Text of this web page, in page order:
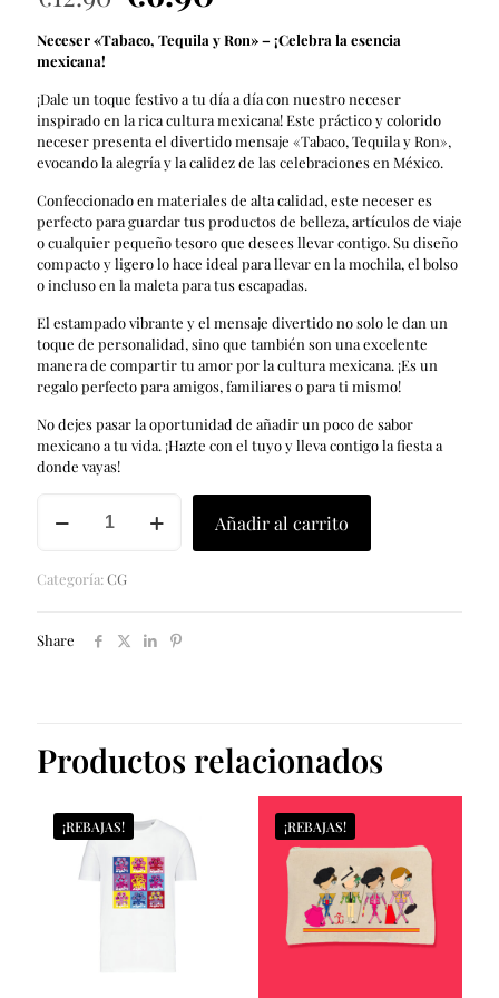
precio
original
era:
€12.90.
precio
actual
es:
€6.90.
Neceser «Tabaco, Tequila y Ron» – ¡Celebra la esencia
mexicana!
¡Dale un toque festivo a tu día a día con nuestro neceser
inspirado en la rica cultura mexicana! Este práctico y colorido
neceser presenta el divertido mensaje «Tabaco, Tequila y Ron»,
evocando la alegría y la calidez de las celebraciones en México.
Confeccionado en materiales de alta calidad, este neceser es
perfecto para guardar tus productos de belleza, artículos de viaje
o cualquier pequeño tesoro que desees llevar contigo. Su diseño
compacto y ligero lo hace ideal para llevar en la mochila, el bolso
o incluso en la maleta para tus escapadas.
El estampado vibrante y el mensaje divertido no solo le dan un
toque de personalidad, sino que también son una excelente
manera de compartir tu amor por la cultura mexicana. ¡Es un
regalo perfecto para amigos, familiares o para ti mismo!
No dejes pasar la oportunidad de añadir un poco de sabor
mexicano a tu vida. ¡Hazte con el tuyo y lleva contigo la fiesta a
donde vayas!
TEQUILA
cantidad
Añadir al carrito
Categoría:CG
Share
Productos relacionados
¡REBAJAS! ¡REBAJAS!